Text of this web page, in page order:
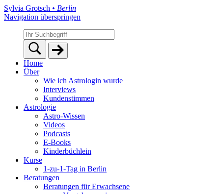
Sylvia Grotsch • Berlin
Navigation überspringen
Home
Über
Wie ich Astrologin wurde
Interviews
Kundenstimmen
Astrologie
Astro-Wissen
Videos
Podcasts
E-Books
Kinderbüchlein
Kurse
1-zu-1-Tag in Berlin
Beratungen
Beratungen für Erwachsene